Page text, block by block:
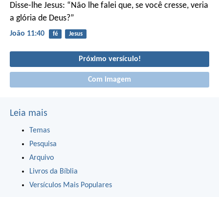
Disse-lhe Jesus: “Não lhe falei que, se você cresse, veria
a glória de Deus?”
João 11:40 fé Jesus
Próximo versículo!
Com imagem
Leia mais
Temas
Pesquisa
Arquivo
Livros da Bíblia
Versículos Mais Populares